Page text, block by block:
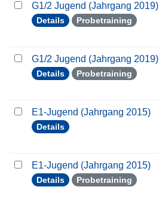
G1/2 Jugend (Jahrgang 2019)
Details Probetraining
G1/2 Jugend (Jahrgang 2019)
Details Probetraining
E1-Jugend (Jahrgang 2015)
Details
E1-Jugend (Jahrgang 2015)
Details Probetraining